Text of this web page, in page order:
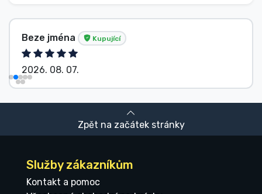
Beze jména Kupující
2026. 08. 07.
Zpět na začátek stránky
Služby zákazníkům
Kontakt a pomoc